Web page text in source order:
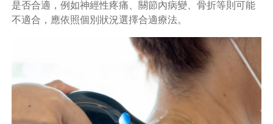
是否合適，例如神經性疼痛、關節內病變、骨折等則可能
不適合，應依照個別狀況選擇合適療法。